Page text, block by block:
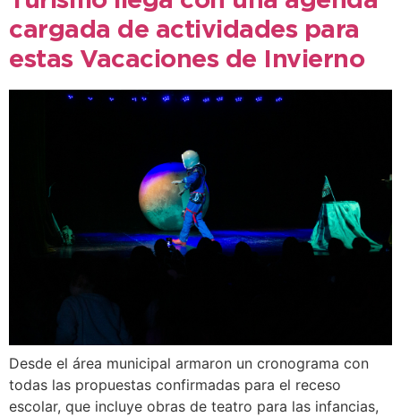
cargada de actividades para
estas Vacaciones de Invierno
Desde el área municipal armaron un cronograma con
todas las propuestas confirmadas para el receso
escolar, que incluye obras de teatro para las infancias,